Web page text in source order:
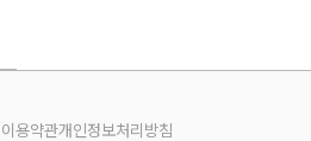
이용약관개인정보처리방침